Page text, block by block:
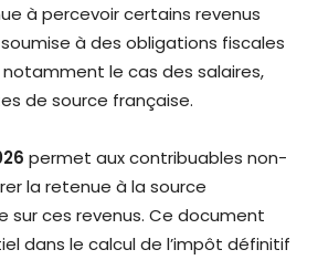
à percevoir certains revenus
à des obligations fiscales
notamment le cas des salaires,
de source française.
permet aux contribuables non-
la retenue à la source
sur ces revenus. Ce document
dans le calcul de l’impôt définitif